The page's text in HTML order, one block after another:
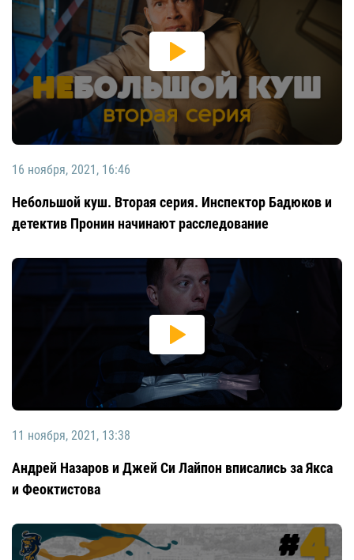
16 ноября, 2021, 16:46
Небольшой куш. Вторая серия. Инспектор Бадюков и
детектив Пронин начинают расследование
11 ноября, 2021, 13:38
Андрей Назаров и Джей Си Лайпон вписались за Якса
и Феоктистова